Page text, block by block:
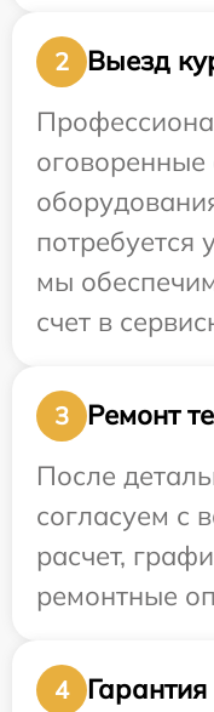
2
Выезд
оговоренные
потребуется
мы
счет в
3
Ремонт
После
согласуем с
расчет,
ремонтные
4 Гарантия